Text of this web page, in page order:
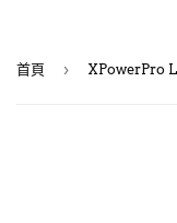
首頁 ›